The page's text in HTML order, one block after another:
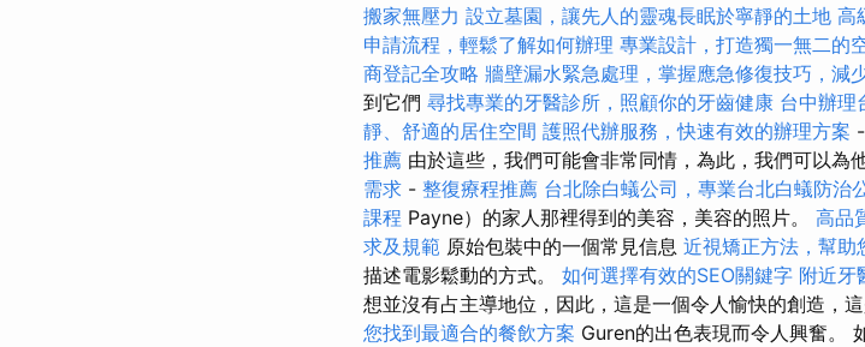
搬家無壓力 設立墓園，讓先人的靈魂長眠於寧靜的土地 高
申請流程，輕鬆了解如何辦理 專業設計，打造獨一無二的
商登記全攻略 牆壁漏水緊急處理，掌握應急修復技巧，減
到它們 尋找專業的牙醫診所，照顧你的牙齒健康 台中辦理
靜、舒適的居住空間 護照代辦服務，快速有效的辦理方案
推薦 由於這些，我們可能會非常同情，為此，我們可以為
需求 - 整復療程推薦 台北除白蟻公司，專業台北白蟻防治
課程 Payne）的家人那裡得到的美容，美容的照片。 高品
求及規範 原始包裝中的一個常見信息 近視矯正方法，幫助
描述電影鬆動的方式。 如何選擇有效的SEO關鍵字 附近牙
想並沒有占主導地位，因此，這是一個令人愉快的創造，
您找到最適合的餐飲方案 Guren的出色表現而令人興奮。